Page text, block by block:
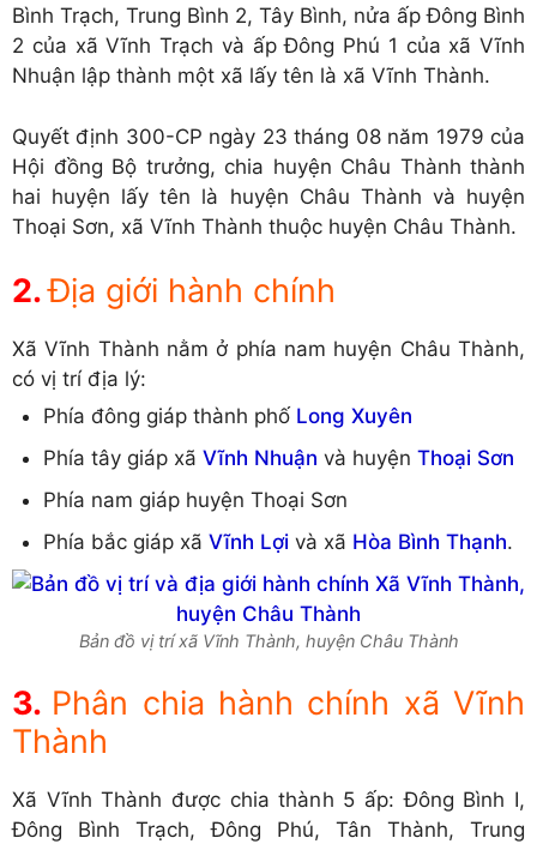
Bình Trạch, Trung Bình 2, Tây Bình, nửa ấp Đông Bình
2 của xã Vĩnh Trạch và ấp Đông Phú 1 của xã Vĩnh
Nhuận lập thành một xã lấy tên là xã Vĩnh Thành.
Quyết định 300-CP ngày 23 tháng 08 năm 1979 của
Hội đồng Bộ trưởng, chia huyện Châu Thành thành
hai huyện lấy tên là huyện Châu Thành và huyện
Thoại Sơn, xã Vĩnh Thành thuộc huyện Châu Thành.
Địa giới hành chính
Xã Vĩnh Thành nằm ở phía nam huyện Châu Thành,
có vị trí địa lý:
Phía đông giáp thành phố Long Xuyên
Phía tây giáp xã Vĩnh Nhuận và huyện Thoại Sơn
Phía nam giáp huyện Thoại Sơn
Phía bắc giáp xã Vĩnh Lợivà xã Hòa Bình Thạnh.
Bản đồ vị trí xã Vĩnh Thành, huyện Châu Thành
Phân chia hành chính xã Vĩnh
Thành
Xã Vĩnh Thành được chia thành 5 ấp: Đông Bình I,
Đông Bình Trạch, Đông Phú, Tân Thành, Trung